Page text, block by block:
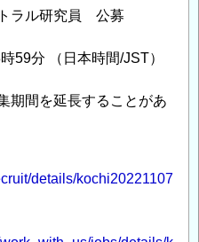
ラル研究員 公募
59分 （日本時間/JST）
期間を延長することがあ
details/kochi20221107